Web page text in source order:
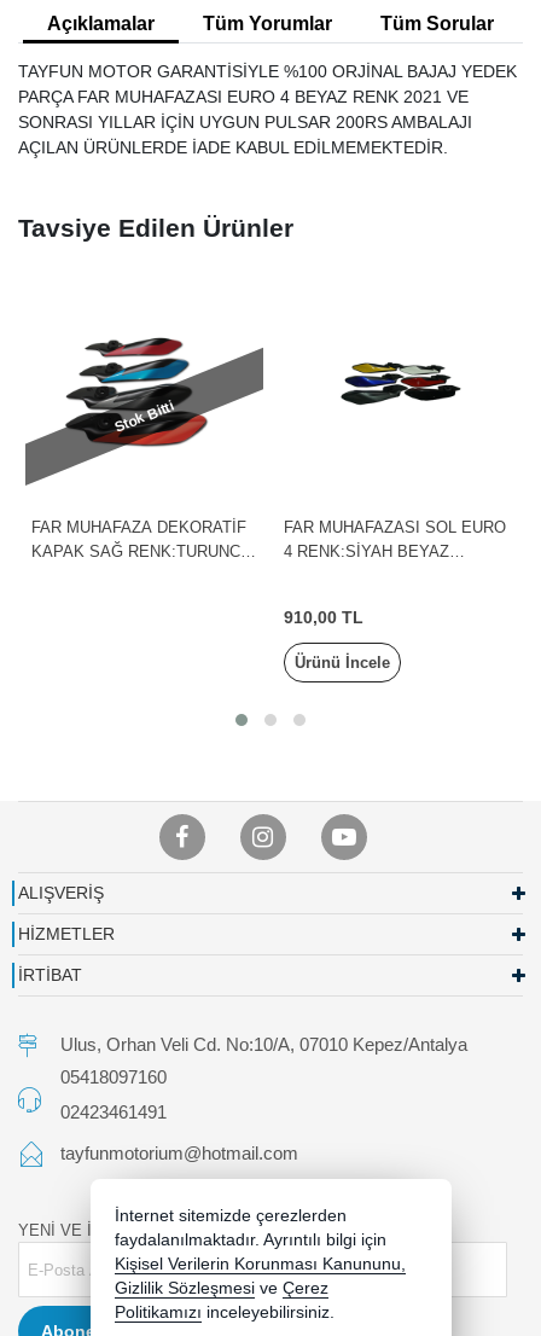
Açıklamalar Tüm Yorumlar Tüm Sorular
TAYFUN MOTOR GARANTİSİYLE %100 ORJİNAL BAJAJ YEDEK
PARÇA FAR MUHAFAZASI EURO 4 BEYAZ RENK 2021 VE
SONRASI YILLAR İÇİN UYGUN PULSAR 200RS AMBALAJI
AÇILAN ÜRÜNLERDE İADE KABUL EDİLMEMEKTEDİR.
Tavsiye Edilen Ürünler
Stok Bitti
FAR MUHAFAZA DEKORATİF
KAPAK SAĞ RENK:TURUNCU
FAR MUHAFAZASI SOL EURO
4 RENK:SİYAH BEYAZ
910,00 TL
Ürünü İncele
ALIŞVERİŞ
HİZMETLER
İRTİBAT
Ulus, Orhan Veli Cd. No:10/A, 07010 Kepez/Antalya
05418097160
02423461491
tayfunmotorium@hotmail.com
YENİ VE İNDİRİMLİ ÜRÜNLERDEN HABERDAR OLUN !
Abone Ol
İnternet sitemizde çerezlerden
faydalanılmaktadır. Ayrıntılı bilgi için
Kişisel Verilerin Korunması Kanununu,
Gizlilik Sözleşmesi ve Çerez
Politikamızı inceleyebilirsiniz.